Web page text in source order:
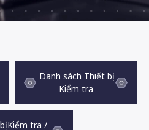
Danh sách Thiết bị
Kiểm tra
Kiểm tra /